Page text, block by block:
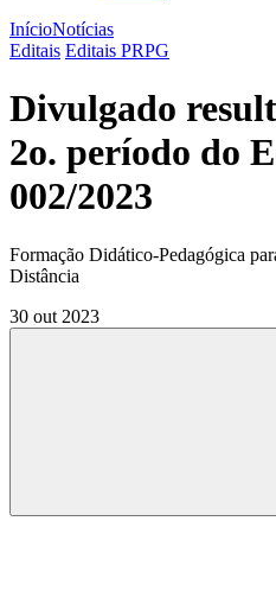
InícioNotícias
Editais Editais PRPG
Divulgado
2o. período do
002/2023
Formação Didático-Pedagógica
Distância
30 out 2023